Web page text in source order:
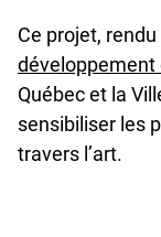
Ce projet, rendu
développement
Québec et la
sensibiliser les
travers l’art.